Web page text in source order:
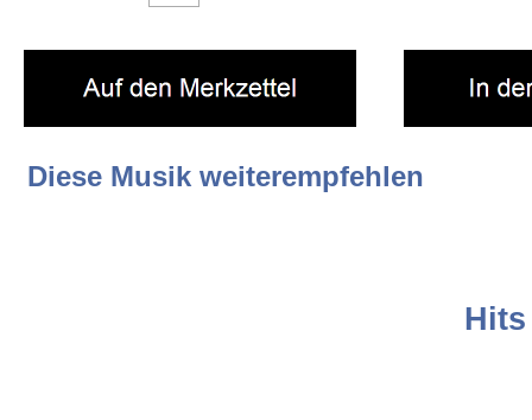
Impressum
AGB
Widerrufsrecht (B2B)
Diese Musik weiterempfehlen
Hits